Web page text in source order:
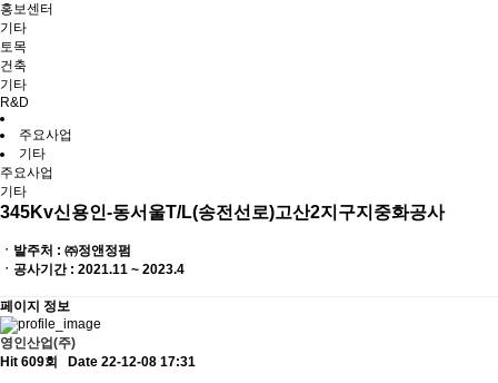
홍보센터
기타
토목
건축
기타
R&D
주요사업
기타
주요사업
기타
345Kv신용인-동서울T/L(송전선로)고산2지구지중화공사
ㆍ발주처 : ㈜정앤정펌
ㆍ공사기간 : 2021.11 ~ 2023.4
페이지 정보
영인산업(주)
Hit 609회
Date 22-12-08 17:31